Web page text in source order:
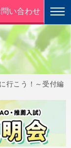
問い合わせ
行こう！～受付編